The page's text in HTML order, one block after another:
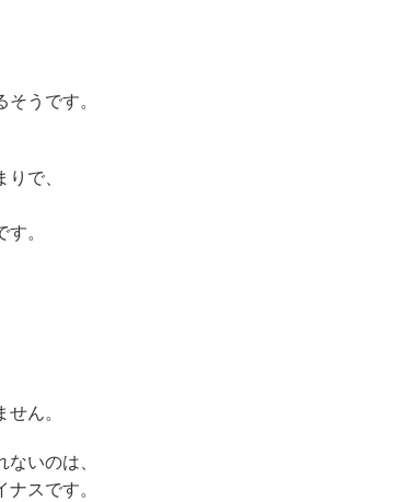
うです。
で、
。
ん。
いのは、
スです。